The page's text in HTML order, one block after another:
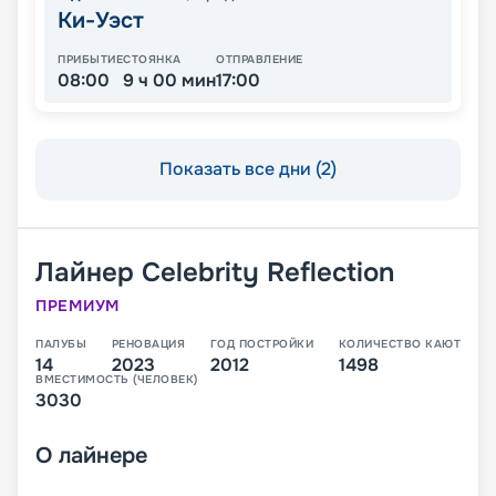
Ки-Уэст
ПРИБЫТИЕ
08:00
СТОЯНКА
9 ч 00 мин
ОТПРАВЛЕНИЕ
17:00
Показать все дни (2)
Лайнер Celebrity Reflection
ПРЕМИУМ
ПАЛУБЫ
14
РЕНОВАЦИЯ
2023
ГОД ПОСТРОЙКИ
2012
КОЛИЧЕСТВО КАЮТ
1498
ВМЕСТИМОСТЬ (ЧЕЛОВЕК)
3030
О лайнере